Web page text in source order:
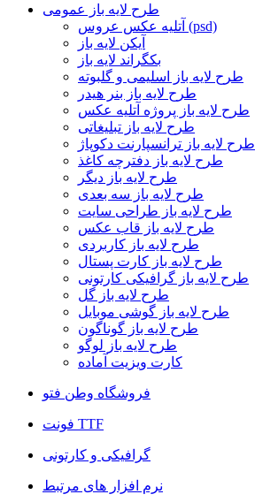
طرح لایه باز عمومی
آتلیه عکس عروس (psd)
آیکن لایه باز
بکگراند لایه باز
طرح لایه باز اسلیمی و گلبوته
طرح لایه باز بنر هیدر
طرح لایه باز پروژه آتلیه عکس
طرح لایه باز تبلیغاتی
طرح لایه باز ترانسپارنت دکوپاژ
طرح لایه باز دفترچه کاغذ
طرح لایه باز دیگر
طرح لایه باز سه بعدی
طرح لایه باز طراحی سایت
طرح لایه باز قاب عکس
طرح لایه باز کاربردی
طرح لایه باز کارت پستال
طرح لایه باز گرافیکی کارتونی
طرح لایه باز گل
طرح لایه باز گوشی موبایل
طرح لایه باز گوناگون
طرح لایه باز لوگو
کارت ویزیت آماده
فروشگاه وطن فتو
فونت TTF
گرافیکی و کارتونی
نرم افزار های مرتبط